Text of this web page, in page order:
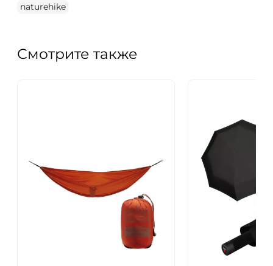
naturehike
Смотрите также